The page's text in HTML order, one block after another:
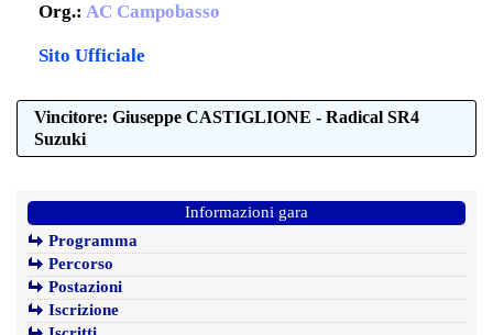
Org.: AC Campobasso
Sito Ufficiale
Vincitore: Giuseppe CASTIGLIONE - Radical SR4
Suzuki
Informazioni gara
Programma
Percorso
Postazioni
Iscrizione